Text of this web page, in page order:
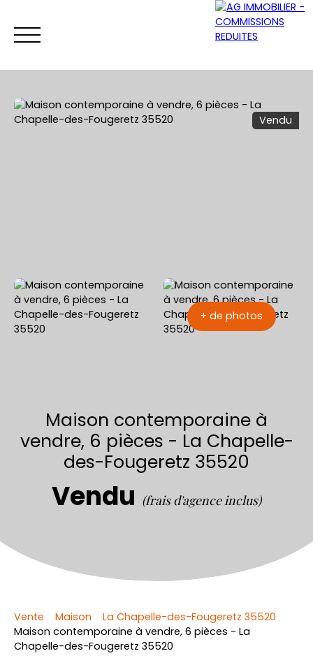
Vendu
+ de photos
Maison contemporaine à
vendre, 6 pièces - La Chapelle-
des-Fougeretz 35520
Vendu (frais d'agence inclus)
Vente Maison
La Chapelle-des-Fougeretz 35520
Maison contemporaine à vendre, 6 pièces - La
Chapelle-des-Fougeretz 35520